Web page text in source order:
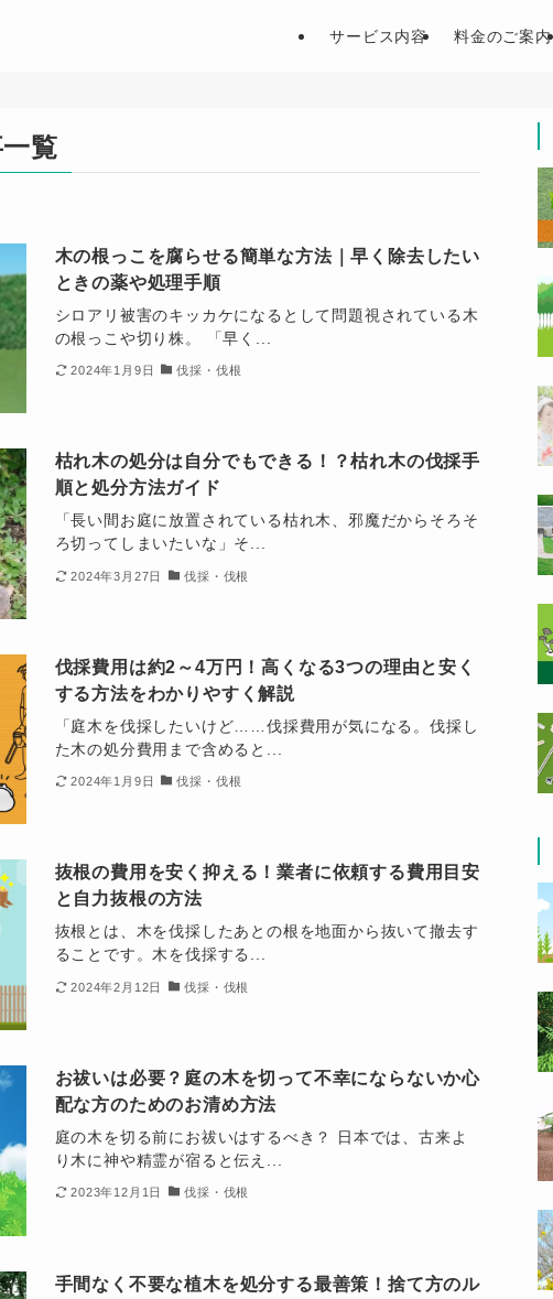
サービス内容 料金のご案内
覧
木の根っこを腐らせる簡単な方法｜早く除去したい
ときの薬や処理手順
シロアリ被害のキッカケになるとして問題視されている木
の根っこや切り株。 「早く...
2024年1月9日 伐採・伐根
枯れ木の処分は自分でもできる！？枯れ木の伐採手
順と処分方法ガイド
「長い間お庭に放置されている枯れ木、邪魔だからそろそ
ろ切ってしまいたいな」そ...
2024年3月27日 伐採・伐根
伐採費用は約2～4万円！高くなる3つの理由と安く
する方法をわかりやすく解説
「庭木を伐採したいけど……伐採費用が気になる。伐採し
た木の処分費用まで含めると...
2024年1月9日 伐採・伐根
抜根の費用を安く抑える！業者に依頼する費用目安
と自力抜根の方法
抜根とは、木を伐採したあとの根を地面から抜いて撤去す
ることです。木を伐採する...
2024年2月12日 伐採・伐根
お祓いは必要？庭の木を切って不幸にならないか心
配な方のためのお清め方法
庭の木を切る前にお祓いはするべき？ 日本では、古来よ
り木に神や精霊が宿ると伝え...
2023年12月1日 伐採・伐根
手間なく不要な植木を処分する最善策！捨て方のル